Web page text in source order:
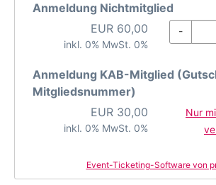
Anmeldung Nichtmitglied
EUR 60,00
inkl. 0% MwSt. 0%
-
Anmeldung KAB-Mitglied
Mitgliedsnummer)
EUR 30,00
inkl. 0% MwSt. 0%
Nur
Event-Ticketing-Software von